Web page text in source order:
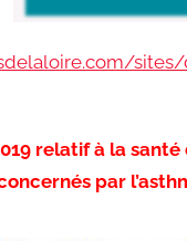
relatif à la santé
par